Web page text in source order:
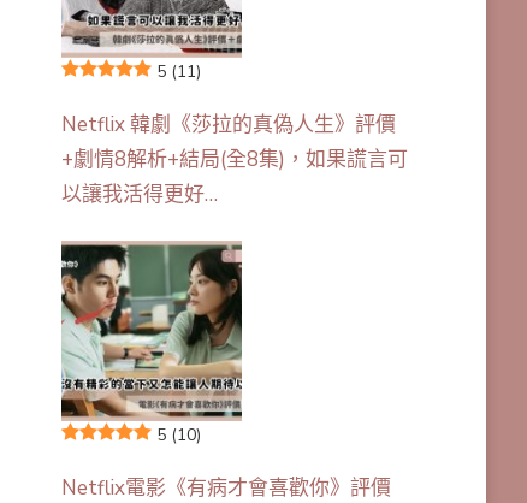
5 (11)
Netflix 韓劇《莎拉的真偽人生》評價
+劇情8解析+結局(全8集)，如果謊言可
以讓我活得更好…
5 (10)
Netflix電影《有病才會喜歡你》評價